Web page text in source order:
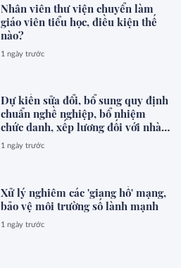
Nhân viên thư viện chuyển làm
giáo viên tiểu học, điều kiện thế
nào?
1 ngày trước
Dự kiến sửa đổi, bổ sung quy định
chuẩn nghề nghiệp, bổ nhiệm
chức danh, xếp lương đối với nhà
giáo
1 ngày trước
Xử lý nghiêm các 'giang hồ' mạng,
bảo vệ môi trường số lành mạnh
1 ngày trước